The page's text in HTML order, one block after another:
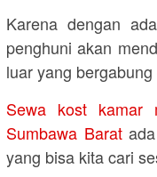
Karena dengan
penghuni akan
luar yang
Sewa kost
Sumbawa Baratada
yang bisa kita cari